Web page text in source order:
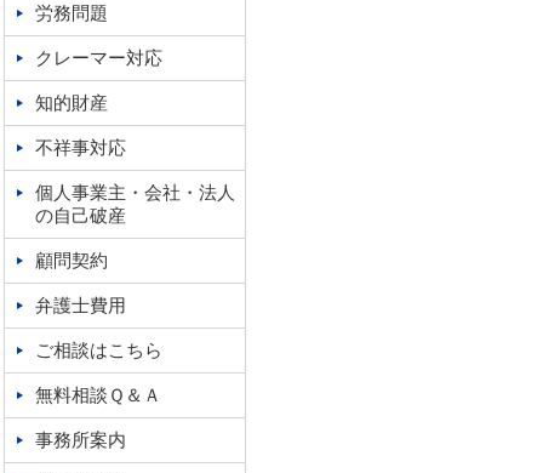
労務問題
クレーマー対応
知的財産
不祥事対応
個人事業主・会社・法人
の自己破産
顧問契約
弁護士費用
ご相談はこちら
無料相談Ｑ＆Ａ
事務所案内